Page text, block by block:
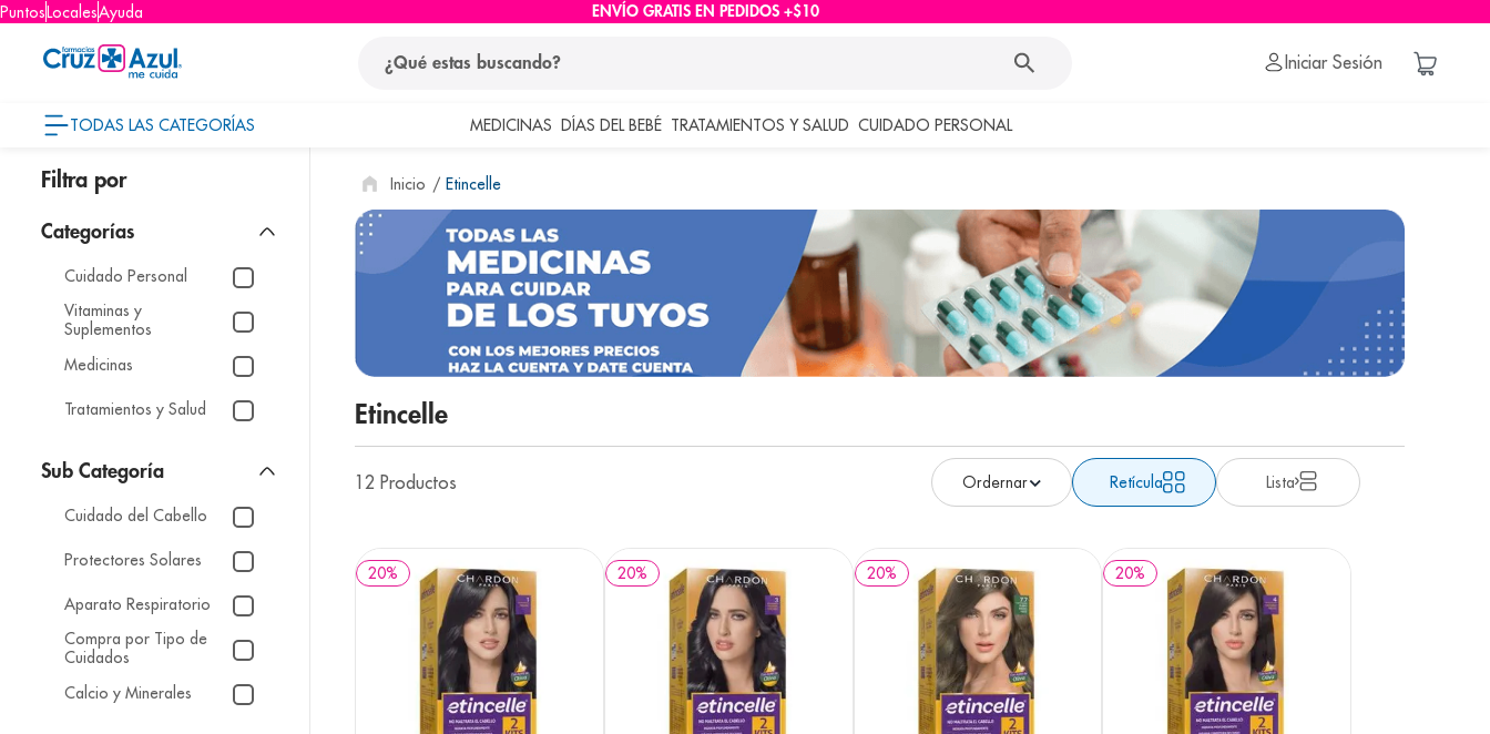
PuntosLocalesAyuda ENVÍO GRATIS EN PEDIDOS +$10
Iniciar Sesión
TODAS LAS CATEGORÍAS MEDICINAS DÍAS DEL BEBÉ TRATAMIENTOS Y SALUD CUIDADO PERSONAL
Cuidado Personal
Vitaminas y
Suplementos
Medicinas
Tratamientos y Salud
Cuidado del Cabello
Protectores Solares
Aparato Respiratorio
Compra por Tipo de
Cuidados
Calcio y Minerales
Etincelle
Etincelle
12 Productos Retícula Lista
20% 20% 20% 20%
términos más buscados
1. protector solar
pañales
3 eucerin
cerave
nivea
7. bioderma